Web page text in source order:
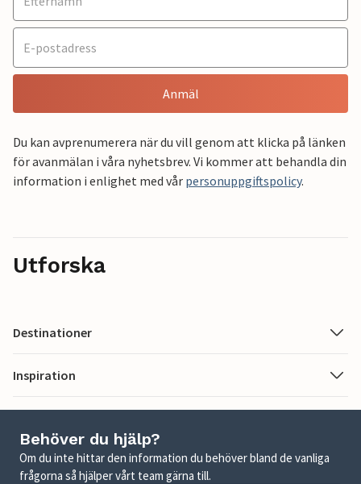
Anmäl
Du kan avprenumerera när du vill genom att klicka på länken
för avanmälan i våra nyhetsbrev. Vi kommer att behandla din
information i enlighet med vår personuppgiftspolicy.
Utforska
Destinationer
Inspiration
Behöver du hjälp?
Om du inte hittar den information du behöver bland de vanliga
frågorna så hjälper vårt team gärna till.